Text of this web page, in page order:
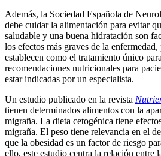
Además, la Sociedad Española de
debe cuidar la alimentación para evitar
saludable y una buena hidratación son
los efectos más graves de la
establecen como el tratamiento único
recomendaciones nutricionales para
estar indicadas por un especialista.
Un estudio publicado en la revista
tienen determinados alimentos con la
migraña. La dieta cetogénica tiene
migraña. El peso tiene relevancia en el
que la obesidad es un factor de riesgo
ello, este estudio centra la relación entre